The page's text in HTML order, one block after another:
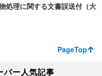
処理に関する文書誤送付（大
PageTop
パー人気記事